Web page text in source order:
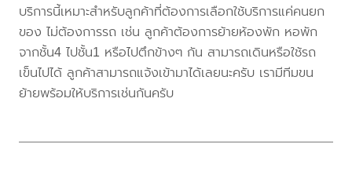
บริการนี้เหมาะสำหรับลูกค้าที่ต้องการเลือกใช้บริการแค่คนยก
ของ ไม่ต้องการรถ เช่น ลูกค้าต้องการย้ายห้องพัก หอพัก
จากชั้น4 ไปชั้น1 หรือไปตึกข้างๆ กัน สามารถเดินหรือใช้รถ
เข็นไปได้ ลูกค้าสามารถแจ้งเข้ามาได้เลยนะครับ เรามีทีมขน
ย้ายพร้อมให้บริการเช่นกันครับ